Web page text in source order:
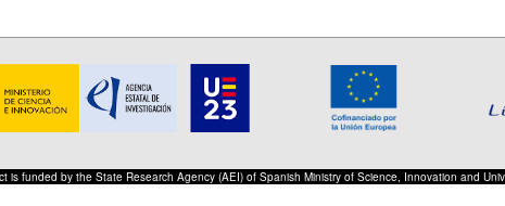
is funded by the State Research Agency (AEI) of Spanish Ministry of Science, Innovation and